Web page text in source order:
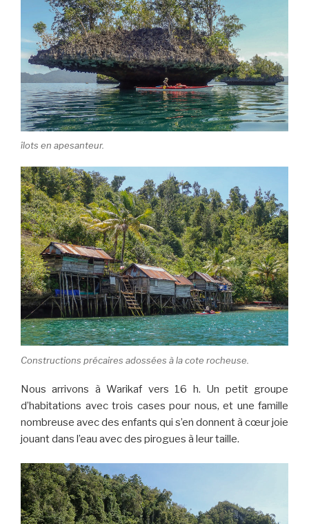
îlots en apesanteur.
Constructions précaires adossées à la cote rocheuse.
Nous arrivons à Warikaf vers 16 h. Un petit groupe
d’habitations avec trois cases pour nous, et une famille
nombreuse avec des enfants qui s’en donnent à cœur joie
jouant dans l’eau avec des pirogues à leur taille.